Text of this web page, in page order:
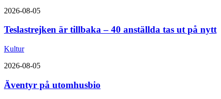
2026-08-05
Teslastrejken är tillbaka – 40 anställda tas ut på nytt
Kultur
2026-08-05
Äventyr på utomhusbio